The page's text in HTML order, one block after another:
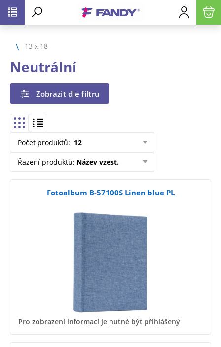
13 x 18
Neutrální
Zobrazit dle filtru
Počet produktů: 12
Řazení produktů: Název vzest.
Fotoalbum B-57100S Linen blue PL
Pro zobrazení informací je nutné být přihlášený